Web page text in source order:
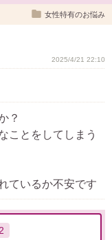
女性特有のお悩み
2025/4/21 22:10
？
ことをしてしまう
ているか不安です
2